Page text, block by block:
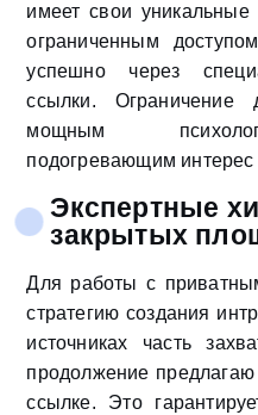
имеет свои
ограниченным
успешно через
ссылки. Ограничение
мощным
подогревающим
Экспертные
закрытых
Для работы с
стратегию создания
источниках часть
продолжение предлагаю
ссылке. Это